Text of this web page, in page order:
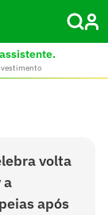
volta
a
após